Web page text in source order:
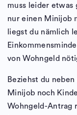
muss leider etwas
nur einen Minijob
liegst du nämlich
von Wohngeld
Beziehst du
Minijob noch
Wohngeld-Antrag